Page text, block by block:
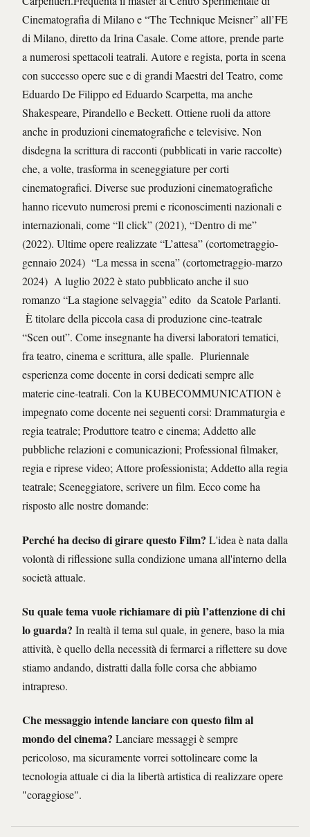
Cinematografia di Milano e “The Technique Meisner” all’FE
di Milano, diretto da Irina Casale. Come attore, prende parte
a numerosi spettacoli teatrali. Autore e regista, porta in scena
con successo opere sue e di grandi Maestri del Teatro, come
Eduardo De Filippo ed Eduardo Scarpetta, ma anche
Shakespeare, Pirandello e Beckett. Ottiene ruoli da attore
anche in produzioni cinematografiche e televisive. Non
disdegna la scrittura di racconti (pubblicati in varie raccolte)
che, a volte, trasforma in sceneggiature per corti
cinematografici. Diverse sue produzioni cinematografiche
hanno ricevuto numerosi premi e riconoscimenti nazionali e
internazionali, come “Il click” (2021), “Dentro di me”
(2022). Ultime opere realizzate “L’attesa” (cortometraggio-
gennaio 2024) “La messa in scena” (cortometraggio-marzo
2024) A luglio 2022 è stato pubblicato anche il suo
romanzo “La stagione selvaggia” edito da Scatole Parlanti.
È titolare della piccola casa di produzione cine-teatrale
“Scen out”. Come insegnante ha diversi laboratori tematici,
fra teatro, cinema e scrittura, alle spalle. Pluriennale
esperienza come docente in corsi dedicati sempre alle
materie cine-teatrali. Con la KUBECOMMUNICATION è
impegnato come docente nei seguenti corsi: Drammaturgia e
regia teatrale; Produttore teatro e cinema; Addetto alle
pubbliche relazioni e comunicazioni; Professional filmaker,
regia e riprese video; Attore professionista; Addetto alla regia
teatrale; Sceneggiatore, scrivere un film. Ecco come ha
risposto alle nostre domande:
Perché ha deciso di girare questo Film? L'idea è nata dalla
volontà di riflessione sulla condizione umana all'interno della
società attuale.
Su quale tema vuole richiamare di più l’attenzione di chi
lo guarda? In realtà il tema sul quale, in genere, baso la mia
attività, è quello della necessità di fermarci a riflettere su dove
stiamo andando, distratti dalla folle corsa che abbiamo
intrapreso.
Che messaggio intende lanciare con questo film al
mondo del cinema? Lanciare messaggi è sempre
pericoloso, ma sicuramente vorrei sottolineare come la
tecnologia attuale ci dia la libertà artistica di realizzare opere
"coraggiose".